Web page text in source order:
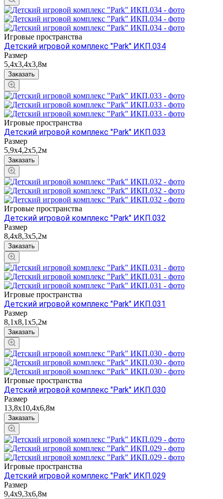
Игровые пространства
Детский игровой комплекс "Park" ИКП.034
Размер
5,4х3,4х3,8м
Заказать
Игровые пространства
Детский игровой комплекс "Park" ИКП.033
Размер
5,9х4,2х5,2м
Заказать
Игровые пространства
Детский игровой комплекс "Park" ИКП.032
Размер
8,4х8,3х5,2м
Заказать
Игровые пространства
Детский игровой комплекс "Park" ИКП.031
Размер
8,1х8,1х5,2м
Заказать
Игровые пространства
Детский игровой комплекс "Park" ИКП.030
Размер
13,8х10,4х6,8м
Заказать
Игровые пространства
Детский игровой комплекс "Park" ИКП.029
Размер
9,4х9,3х6,8м